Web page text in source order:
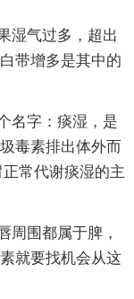
湿气过多，超出
带增多是其中的
名字：痰湿，是
毒素排出体外而
常代谢痰湿的主
周围都属于脾，
就要找机会从这